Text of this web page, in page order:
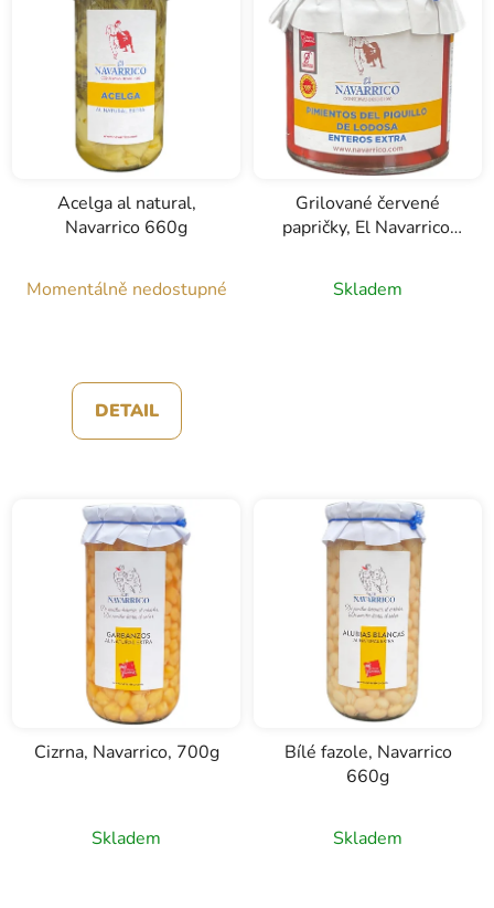
Acelga al natural,
Navarrico 660g
Momentálně nedostupné
DETAIL
Grilované červené
papričky, El Navarrico,
Skladem
Cizrna, Navarrico, 700g
Skladem
Bílé fazole, Navarrico
660g
Skladem